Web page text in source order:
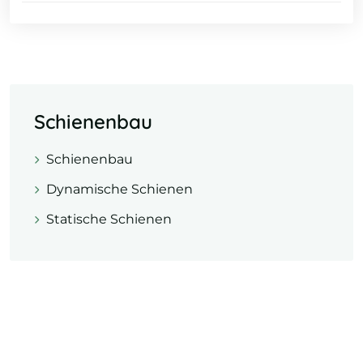
Schienenbau
Schienenbau
Dynamische Schienen
Statische Schienen